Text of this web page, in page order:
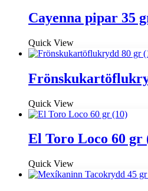
Cayenna pipar 35
Quick View
Quick View
El Toro Loco 60 gr
Quick View